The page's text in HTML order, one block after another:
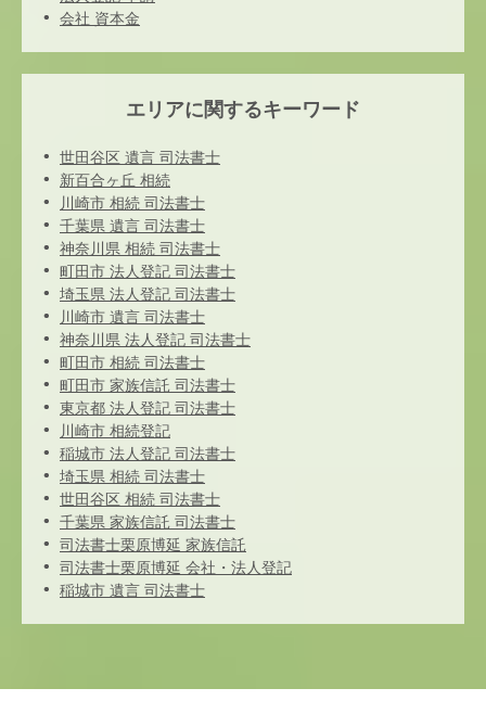
会社 資本金
エリアに関するキーワード
世田谷区 遺言 司法書士
新百合ヶ丘 相続
川崎市 相続 司法書士
千葉県 遺言 司法書士
神奈川県 相続 司法書士
町田市 法人登記 司法書士
埼玉県 法人登記 司法書士
川崎市 遺言 司法書士
神奈川県 法人登記 司法書士
町田市 相続 司法書士
町田市 家族信託 司法書士
東京都 法人登記 司法書士
川崎市 相続登記
稲城市 法人登記 司法書士
埼玉県 相続 司法書士
世田谷区 相続 司法書士
千葉県 家族信託 司法書士
司法書士栗原博延 家族信託
司法書士栗原博延 会社・法人登記
稲城市 遺言 司法書士